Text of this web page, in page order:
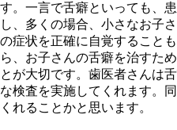
す。一言で舌癖といっても、
し、多くの場合、小さなお子
の症状を正確に自覚すること
ら、お子さんの舌癖を治すた
とが大切です。歯医者さんは
な検査を実施してくれます。
くれることかと思います。